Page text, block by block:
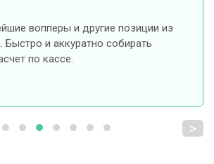
вопперы и другие позиции из
Быстро и аккуратно собирать
по кассе.
>